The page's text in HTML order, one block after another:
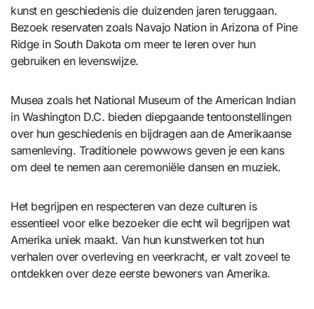
kunst en geschiedenis die duizenden jaren teruggaan.
Bezoek reservaten zoals Navajo Nation in Arizona of Pine
Ridge in South Dakota om meer te leren over hun
gebruiken en levenswijze.
Musea zoals het National Museum of the American Indian
in Washington D.C. bieden diepgaande tentoonstellingen
over hun geschiedenis en bijdragen aan de Amerikaanse
samenleving. Traditionele powwows geven je een kans
om deel te nemen aan ceremoniële dansen en muziek.
Het begrijpen en respecteren van deze culturen is
essentieel voor elke bezoeker die echt wil begrijpen wat
Amerika uniek maakt. Van hun kunstwerken tot hun
verhalen over overleving en veerkracht, er valt zoveel te
ontdekken over deze eerste bewoners van Amerika.